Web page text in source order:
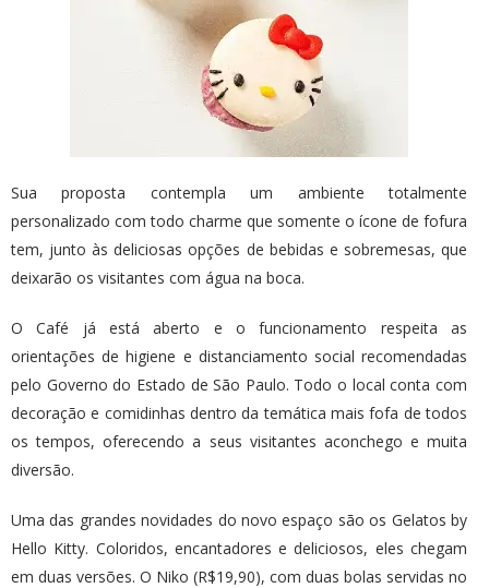
Sua proposta contempla um ambiente totalmente
personalizado com todo charme que somente o ícone de fofura
tem, junto às deliciosas opções de bebidas e sobremesas, que
deixarão os visitantes com água na boca.
O Café já está aberto e o funcionamento respeita as
orientações de higiene e distanciamento social recomendadas
pelo Governo do Estado de São Paulo. Todo o local conta com
decoração e comidinhas dentro da temática mais fofa de todos
os tempos, oferecendo a seus visitantes aconchego e muita
diversão.
Uma das grandes novidades do novo espaço são os Gelatos by
Hello Kitty. Coloridos, encantadores e deliciosos, eles chegam
em duas versões. O Niko (R$19,90), com duas bolas servidas no